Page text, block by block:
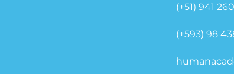
(+51) 941
(+593) 98